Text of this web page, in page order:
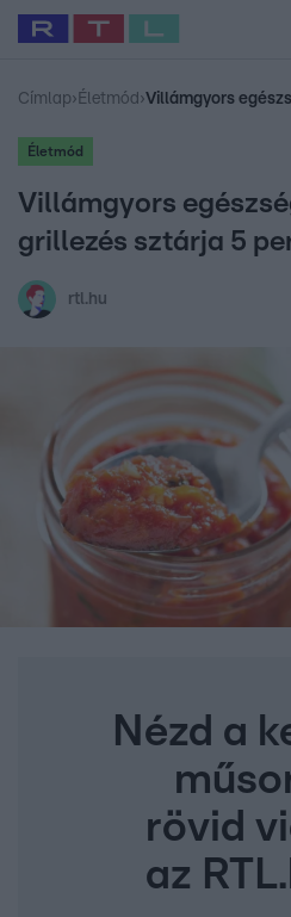
Legfrissebb RTL Híradó
Babits Marcella
Címlap› Életmód ›
Életmód
Villámgyors
grillezés sztárja 5
rtl.hu
Nézd a
rövid
az